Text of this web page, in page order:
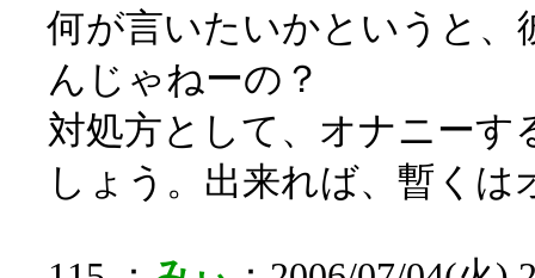
何が言いたいかというと
んじゃねーの？
対処方として、オナニー
しょう。出来れば、暫くは